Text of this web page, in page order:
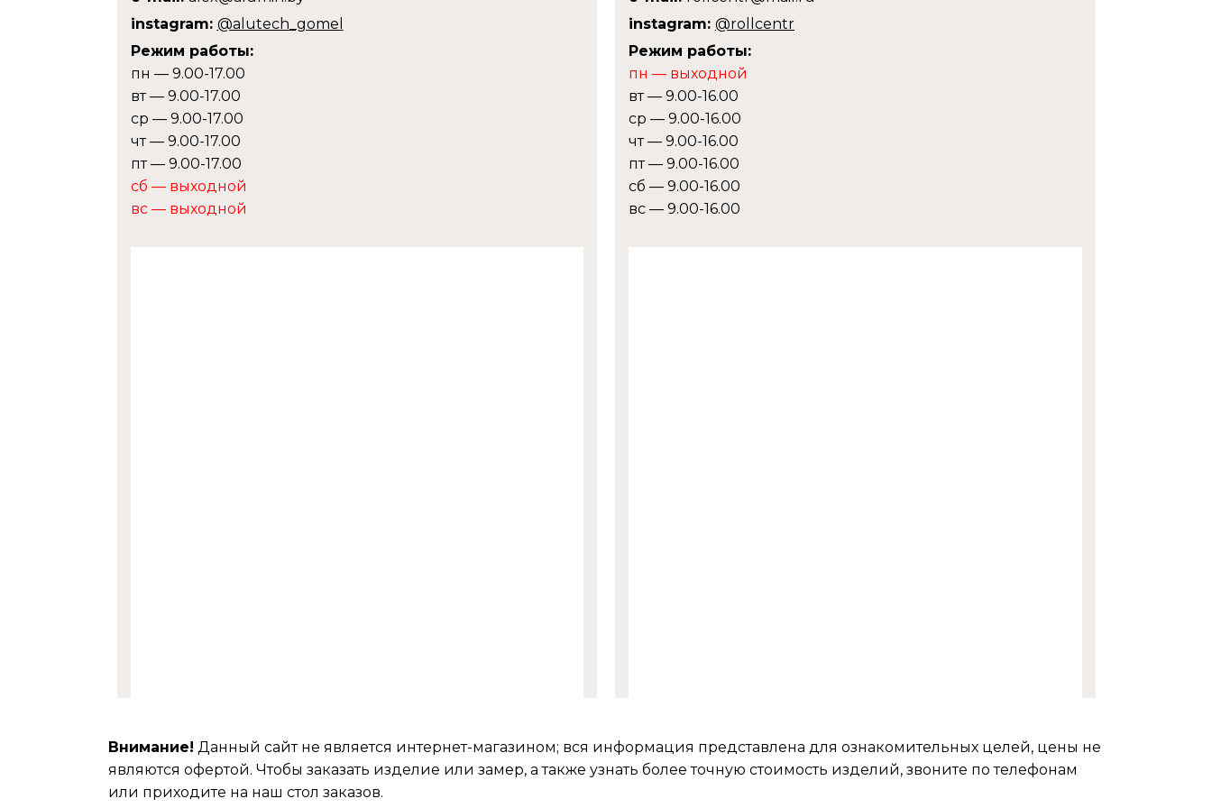
instagram: @alutech_gomel
Режим работы:
пн — 9.00-17.00
вт — 9.00-17.00
ср — 9.00-17.00
чт — 9.00-17.00
пт — 9.00-17.00
сб — выходной
вс — выходной
instagram: @rollcentr
Режим работы:
пн — выходной
вт — 9.00-16.00
ср — 9.00-16.00
чт — 9.00-16.00
пт — 9.00-16.00
сб — 9.00-16.00
вс — 9.00-16.00
Внимание! Данный сайт не является интернет-магазином; вся информация представлена для ознакомительных целей, цены не
являются офертой. Чтобы заказать изделие или замер, а также узнать более точную стоимость изделий, звоните по телефонам
или приходите на наш стол заказов.